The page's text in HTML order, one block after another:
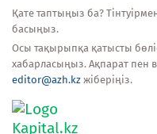
Қате таптыңыз ба?
басыңыз.
Осы тақырыпқа қатысты
хабарласыңыз. Ақпарат пен
editor@azh.kz жіберіңіз.